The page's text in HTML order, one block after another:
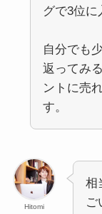
グで3位に
自分でも
返ってみ
ントに売
す。
Hitomi
相
ご